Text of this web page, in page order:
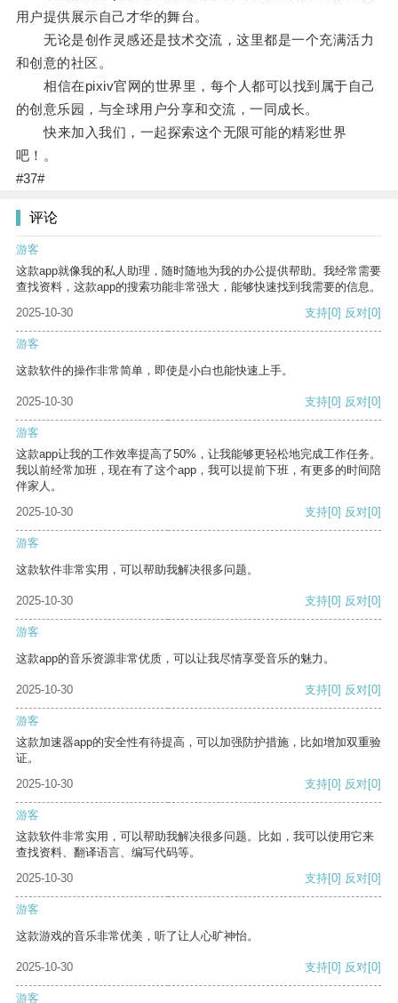
用户提供展示自己才华的舞台。
无论是创作灵感还是技术交流，这里都是一个充满活力
和创意的社区。
相信在pixiv官网的世界里，每个人都可以找到属于自己
的创意乐园，与全球用户分享和交流，一同成长。
快来加入我们，一起探索这个无限可能的精彩世界
吧！。
#37#
评论
游客
这款app就像我的私人助理，随时随地为我的办公提供帮助。我经常需要
查找资料，这款app的搜索功能非常强大，能够快速找到我需要的信息。
2025-10-30
支持[0] 反对[0]
游客
这款软件的操作非常简单，即使是小白也能快速上手。
2025-10-30 支持[0] 反对[0]
游客
这款app让我的工作效率提高了50%，让我能够更轻松地完成工作任务。
我以前经常加班，现在有了这个app，我可以提前下班，有更多的时间陪
伴家人。
2025-10-30
支持[0] 反对[0]
游客
这款软件非常实用，可以帮助我解决很多问题。
2025-10-30 支持[0] 反对[0]
游客
这款app的音乐资源非常优质，可以让我尽情享受音乐的魅力。
2025-10-30 支持[0] 反对[0]
游客
这款加速器app的安全性有待提高，可以加强防护措施，比如增加双重验
证。
2025-10-30
支持[0] 反对[0]
游客
这款软件非常实用，可以帮助我解决很多问题。比如，我可以使用它来
查找资料、翻译语言、编写代码等。
2025-10-30
支持[0] 反对[0]
游客
这款游戏的音乐非常优美，听了让人心旷神怡。
2025-10-30 支持[0] 反对[0]
游客